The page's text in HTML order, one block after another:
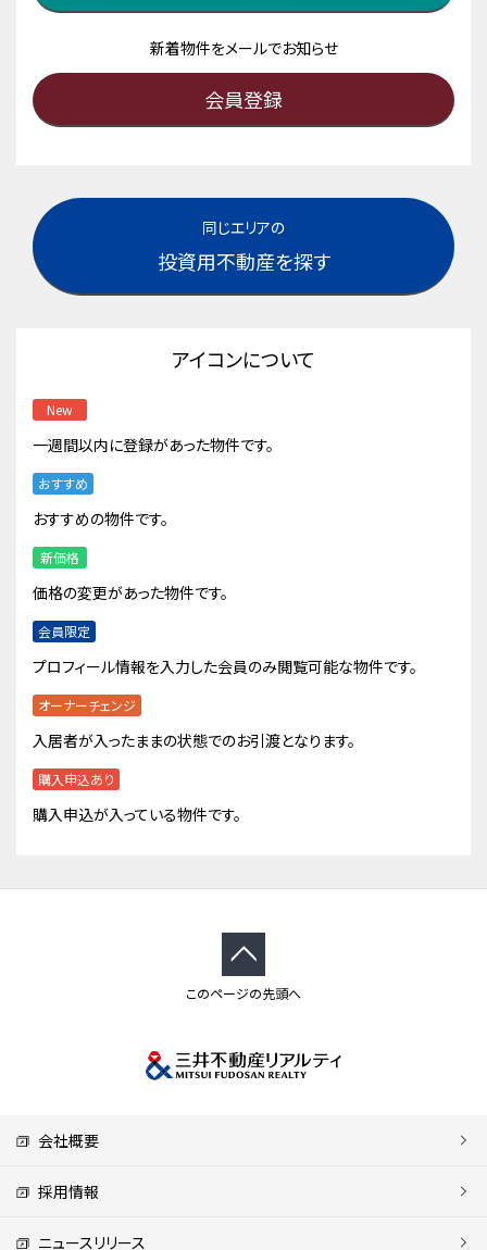
新着物件をメールでお知らせ
会員登録
同じエリアの
投資用不動産を探す
アイコンについて
New
一週間以内に登録があった物件です。
おすすめ
おすすめの物件です。
新価格
価格の変更があった物件です。
会員限定
プロフィール情報を入力した会員のみ閲覧可能な物件です。
オーナーチェンジ
入居者が入ったままの状態でのお引渡となります。
購入申込あり
購入申込が入っている物件です。
このページの先頭へ
会社概要
採用情報
ニュースリリース